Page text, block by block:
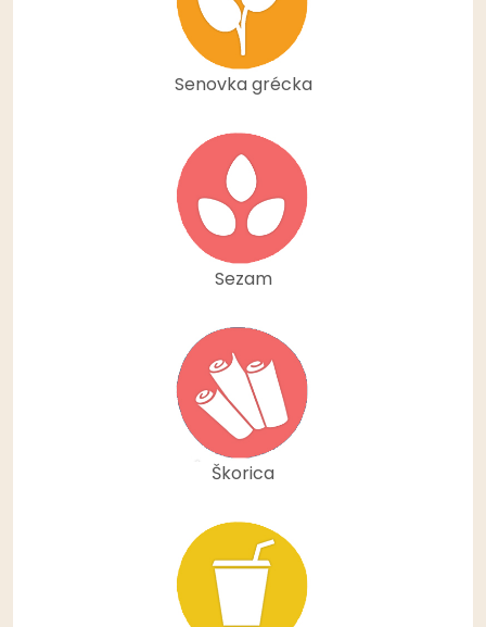
Senovka grécka
Sezam
Škorica